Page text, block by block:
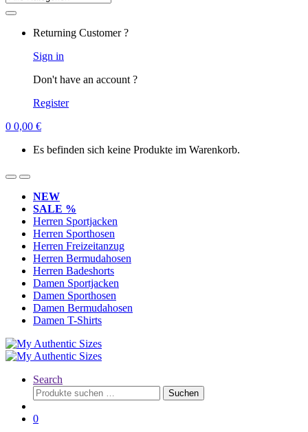
Returning Customer ?
Sign in
Don't have an account ?
Register
0 0,00 €
Es befinden sich keine Produkte im Warenkorb.
NEW
SALE %
Herren Sportjacken
Herren Sporthosen
Herren Freizeitanzug
Herren Bermudahosen
Herren Badeshorts
Damen Sportjacken
Damen Sporthosen
Damen Bermudahosen
Damen T-Shirts
Search
Suchen
nach:
Suchen
0